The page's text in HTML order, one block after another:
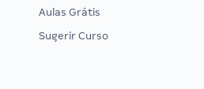
Aulas Grátis
Sugerir Curso